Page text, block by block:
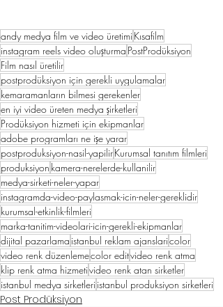
andy medya film ve video üretimiKısafilm
instagram reels video oluşturma PostProdüksiyon
Film nasıl üretilir
postprodüksiyon için gerekli uygulamalar
kemaramanların bilmesi gerekenler
en iyi video üreten medya şirketleri
Prodüksiyon hizmeti için ekipmanlar
adobe programları ne işe yarar
postproduksiyon-nasil-yapilirKurumsal tanıtım filmleri
produksiyon kamera-nerelerde-kullanilir
medya-sirketi-neler-yapar
instagramda-video-paylasmak-icin-neler-gereklidir
kurumsal-etkinlik-filmleri
marka-tanitim-videolari-icin-gerekli-ekipmanlar
dijital pazarlama istanbul reklam ajanslaricolor
video renk düzenlemecolor editvideo renk atma
klip renk atma hizmetivideo renk atan sirketler
istanbul medya sirketleriistanbul produksiyon sirketleri
Post Prodüksiyon